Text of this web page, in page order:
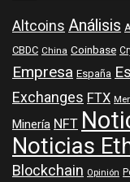
AltcoinsAnálisis
CBDC China Coinbase
Empresa España
ExchangesFTX
MineríaNFT
Noticias
Blockchain Opinión